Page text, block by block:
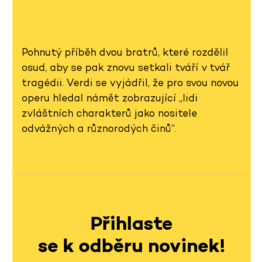
Pohnutý příběh dvou bratrů, které rozdělil
osud, aby se pak znovu setkali tváří v tvář
tragédii. Verdi se vyjádřil, že pro svou novou
operu hledal námět zobrazující „lidi
zvláštních charakterů jako nositele
odvážných a různorodých činů“.
Přihlaste
se k odběru novinek!